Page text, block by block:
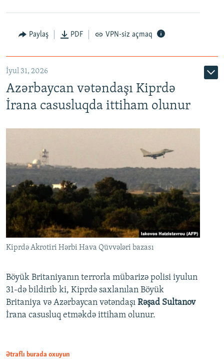
Paylaş PDF VPN-siz açmaq
İyul 31, 2026
Azərbaycan vətəndaşı Kiprdə
İrana casusluqda ittiham olunur
Kiprdə Akrotiri Hərbi Hava Qüvvələri bazası
Böyük Britaniyanın terrorla mübarizə polisi iyulun
31-də bildirib ki, Kiprdə saxlanılan Böyük
Britaniya və Azərbaycan vətəndaşı Rəşad Sultanov
İrana casusluq etməkdə ittiham olunur.
Ətraflı burada oxuyun